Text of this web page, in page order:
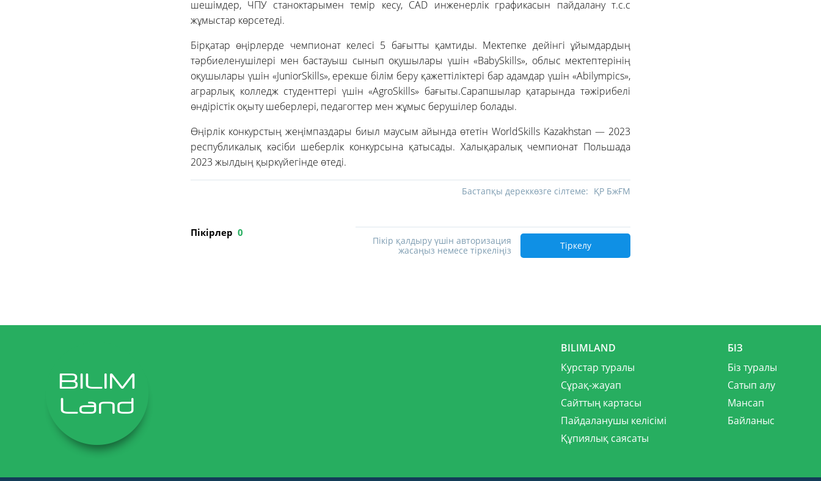
шешімдер, ЧПУ станоктарымен темір кесу, CAD инженерлік графикасын пайдалану т.с.с
жұмыстар көрсетеді.
Бірқатар өңірлерде чемпионат келесі 5 бағытты қамтиды. Мектепке дейінгі ұйымдардың
тәрбиеленушілері мен бастауыш сынып оқушылары үшін «BabySkills», облыс мектептерінің
оқушылары үшін «JuniorSkills», ерекше білім беру қажеттіліктері бар адамдар үшін «Abilympics»,
аграрлық колледж студенттері үшін «AgroSkills» бағыты.Сарапшылар қатарында тәжірибелі
өндірістік оқыту шеберлері, педагогтер мен жұмыс берушілер болады.
Өңірлік конкурстың жеңімпаздары биыл маусым айында өтетін WorldSkills Kazakhstan — 2023
республикалық кәсіби шеберлік конкурсына қатысады. Халықаралық чемпионат Польшада
2023 жылдың қыркүйегінде өтеді.
Бастапқы дереккөзге сілтеме: ҚР БжҒМ
Пікірлер 0
Пікір қалдыру үшін авторизация
жасаңыз немесе тіркеліңіз
Тіркелу
BILIMLAND
Курстар туралы
Сұрақ-жауап
Сайттың картасы
Пайдаланушы келісімі
Құпиялық саясаты
БІЗ
Біз туралы
Сатып алу
Мансап
Байланыс